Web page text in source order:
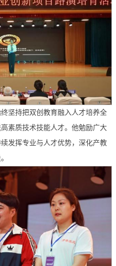
坚持把双创教育融入人才培养全
素质技术技能人才。他勉励广大
发挥专业与人才优势，深化产教